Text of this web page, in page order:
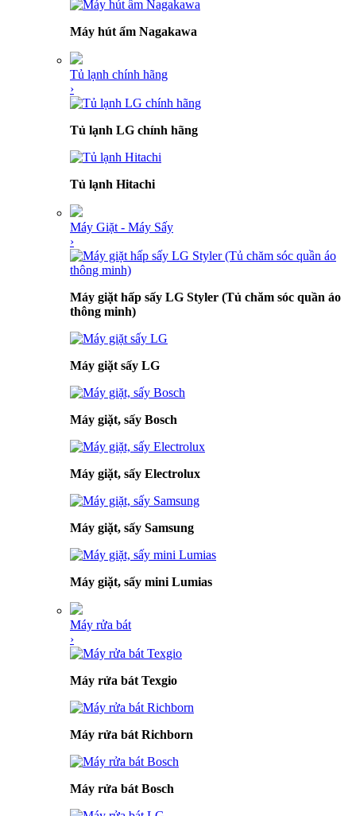
Máy hút ẩm Nagakawa
Tủ lạnh chính hãng
›
Tủ lạnh LG chính hãng
Tủ lạnh Hitachi
Máy Giặt - Máy Sấy
›
Máy giặt hấp sấy LG Styler (Tủ chăm sóc quần áo
thông minh)
Máy giặt sấy LG
Máy giặt, sấy Bosch
Máy giặt, sấy Electrolux
Máy giặt, sấy Samsung
Máy giặt, sấy mini Lumias
Máy rửa bát
›
Máy rửa bát Texgio
Máy rửa bát Richborn
Máy rửa bát Bosch